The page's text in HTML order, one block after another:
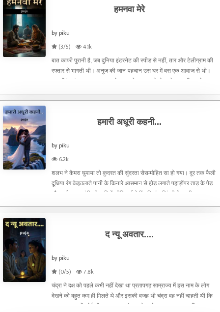
हमनवा मेरे
by piku
(3/5)
4.1k
बात काफी पुरानी है, जब दुनिया इंटरनेट की स्पीड से नहीं, तार और टेलीग्राम की
रफ्तार से भागती थी। अनुज की जान-पहचान उस घर में बस एक आवाज से थी।
जब भी 'हुमा' नाम पुकारा जाता तो अनुज के कान खड़े हो जाते। वह दीवार से
हमारी अधूरी कहनी...
by piku
6.2k
शलभ ने कैमरा घुमाया तो कुदरत की सुंदरता सेसम्मोहित सा हो गया। दूर तक फैली
दूधिया रंग केइठलाते पानी के किनारे आसमान से होड़ लगाते पहाड़ोंपर ताड़ के पेड़
और कई जगह चांदी की धारियों सीदिखाई देतीं नदियां। ज़िंदगी में पहली बार शलभ
द न्यू अवतार....
by piku
(0/5)
7.8k
चंद्रा ने दक्ष को पहले कभी नहीं देखा था प्रतापगढ़ साम्राज्य में इस नाम के लोग
देखने को बहुत कम ही मिलते थे और इसकी वजह थी चंद्रा वह नहीं चाहती थी कि
इस साम्राज्य में कोई भी इस नाम का इंसान होउसके पास दक्ष का नाम निशान